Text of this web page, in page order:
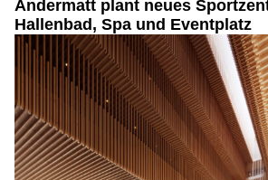
Andermatt plant neues
Hallenbad, Spa und Eventplatz